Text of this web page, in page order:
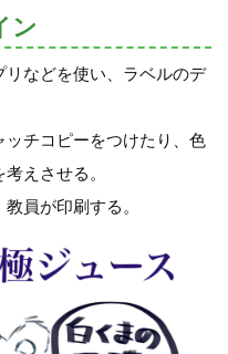
ン
などを使い、ラベルのデ
チコピーをつけたり、色
えさせる。
員が印刷する。